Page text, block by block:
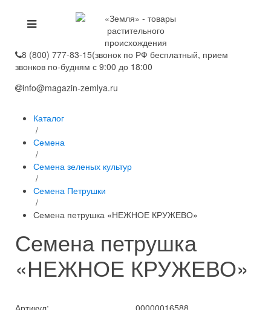
8 (800) 777-83-15(звонок по РФ бесплатный, прием
звонков по-будням с 9:00 до 18:00
info@magazin-zemlya.ru
Каталог
/
Семена
/
Семена зеленых культур
/
Семена Петрушки
/
Семена петрушка «НЕЖНОЕ КРУЖЕВО»
Семена петрушка
«НЕЖНОЕ КРУЖЕВО»
Артикул:
00000016588